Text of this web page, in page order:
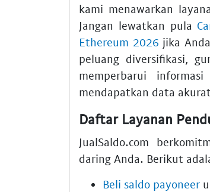
kami menawarkan
Jangan lewatkan pula
Ethereum 2026 jika
peluang diversifikasi,
memperbarui
mendapatkan data
Daftar Layanan
JualSaldo.com
daring Anda. Berikut
Beli saldo payoneer